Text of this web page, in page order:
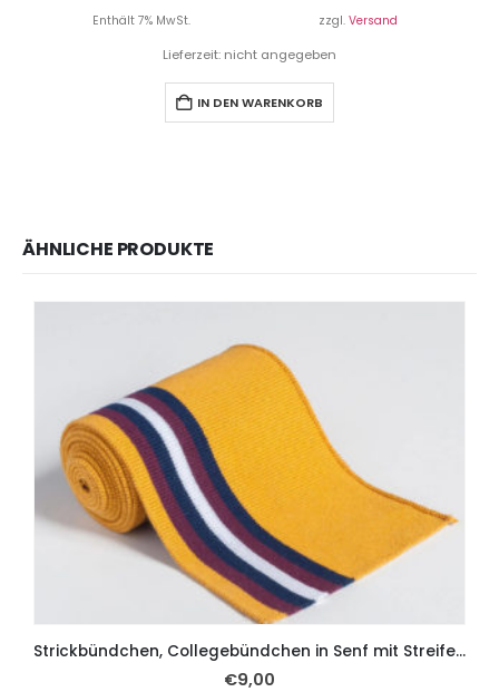
Enthält 7% MwSt. zzgl. Versand
Lieferzeit: nicht angegeben
IN DEN WARENKORB
ÄHNLICHE PRODUKTE
Strickbündchen, Collegebündchen in Senf mit Streifen in Marine/Bordeaux/Weiß, 120 cm
€9,00